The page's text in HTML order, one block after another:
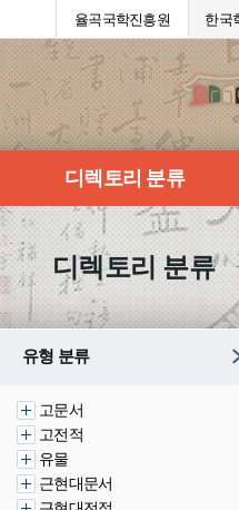
율곡국학진흥원 한국
디렉토리 분류
디렉토리 분류
유형 분류
고문서
고전적
유물
근현대문서